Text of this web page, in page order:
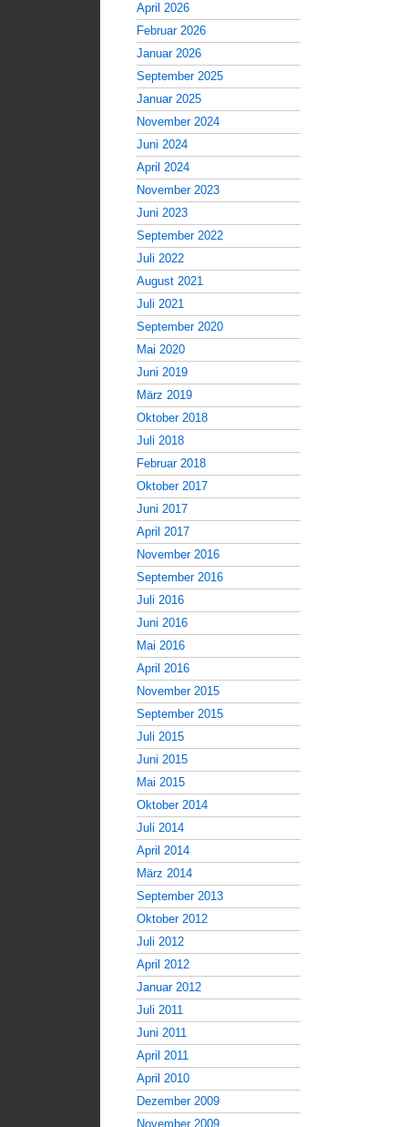
April 2026
Februar 2026
Januar 2026
September 2025
Januar 2025
November 2024
Juni 2024
April 2024
November 2023
Juni 2023
September 2022
Juli 2022
August 2021
Juli 2021
September 2020
Mai 2020
Juni 2019
März 2019
Oktober 2018
Juli 2018
Februar 2018
Oktober 2017
Juni 2017
April 2017
November 2016
September 2016
Juli 2016
Juni 2016
Mai 2016
April 2016
November 2015
September 2015
Juli 2015
Juni 2015
Mai 2015
Oktober 2014
Juli 2014
April 2014
März 2014
September 2013
Oktober 2012
Juli 2012
April 2012
Januar 2012
Juli 2011
Juni 2011
April 2011
April 2010
Dezember 2009
November 2009